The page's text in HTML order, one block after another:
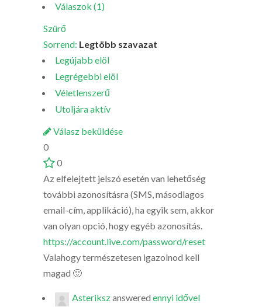
Válaszok (1)
Szürő
Sorrend: Legtöbb szavazat
Legújabb elöl
Legrégebbi elöl
Véletlenszerű
Utoljára aktív
Válasz beküldése
0
0
Az elfelejtett jelszó esetén van lehetőség
további azonosításra (SMS, másodlagos
email-cím, applikáció), ha egyik sem, akkor
van olyan opció, hogy egyéb azonosítás.
https://account.live.com/password/reset
Valahogy természetesen igazolnod kell
magad 🙂
Asterikszanswered ennyi idővel